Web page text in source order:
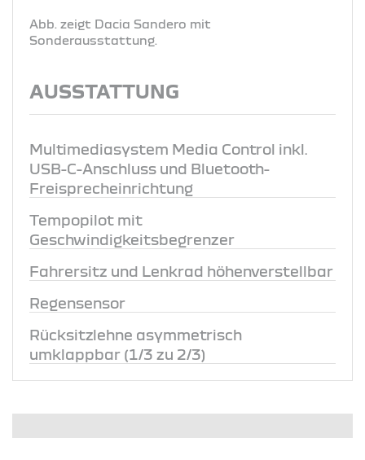
Abb. zeigt Dacia Sandero mit
Sonderausstattung.
AUSSTATTUNG
Multimediasystem Media Control inkl.
USB-C-Anschluss und Bluetooth-
Freisprecheinrichtung
Tempopilot mit
Geschwindigkeitsbegrenzer
Fahrersitz und Lenkrad höhenverstellbar
Regensensor
Rücksitzlehne asymmetrisch
umklappbar (1/3 zu 2/3)